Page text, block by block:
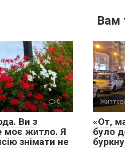
Вам
0
Ви з
моє житло. Я
знімати не
Життєві
«От,
було